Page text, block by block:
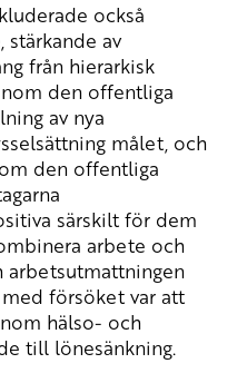
också
stärkande av
från hierarkisk
den offentliga
av nya
målet, och
den offentliga
särskilt för dem
arbete och
försöket var att
hälso- och
till lönesänkning.